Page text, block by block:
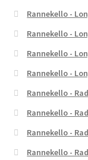
Rannekello -
Rannekello -
Rannekello -
Rannekello -
Rannekello -
Rannekello -
Rannekello -
Rannekello -